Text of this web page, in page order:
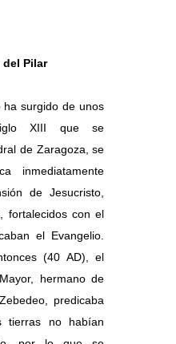
del Pilar
ha surgido de unos
XIII que se
de Zaragoza, se
inmediatamente
de Jesucristo,
fortalecidos con el
el Evangelio.
(40 AD), el
hermano de
predicaba
tierras no habían